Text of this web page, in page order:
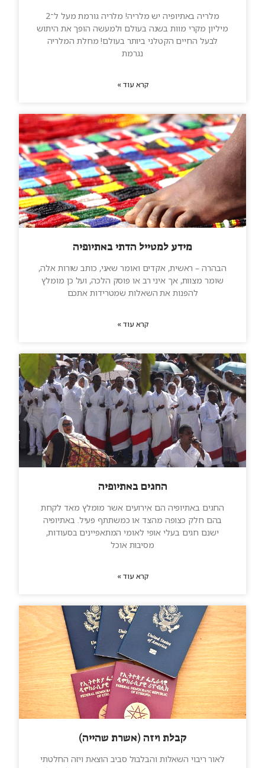
מלריה באתיופיה יש מלריה! מלריה גורמת מעל ל־2
מיליון מקרי מוות בשנה בעולם ולמעשה הופך את היתוש
לבעל החיים הקטלני ביותר בעולם! מחלת המלריה
נגרמת
קרא עוד »
מידע למטייל הדתי באתיופיה
הבהרה – ראשית, אקדים ואומר שאני, כותב שורות אלה,
שומר מצוות, אך איני רב או פוסק הלכה, ועל כן מומלץ
להפנות את השאלות שמטרידות אתכם
קרא עוד »
החגים באתיופיה
החגים באתיופיה הם אירועים אשר מומלץ מאד לקחת
בהם חלק כצופה מהצד או כמשתתף פעיל. באתיופיה
ישנם חגים בעלי אופי לאומי המתאפיינים בסעודות,
מסיבות אוכל
קרא עוד »
קבלת ויזה (אשרת שהייה)
לאור ריבוי השאלות והבלבול סביב הוצאת ויזה החלטתי